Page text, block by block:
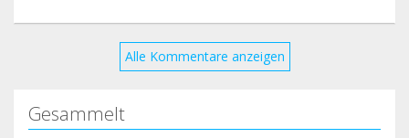
Alle Kommentare anzeigen
Gesammelt